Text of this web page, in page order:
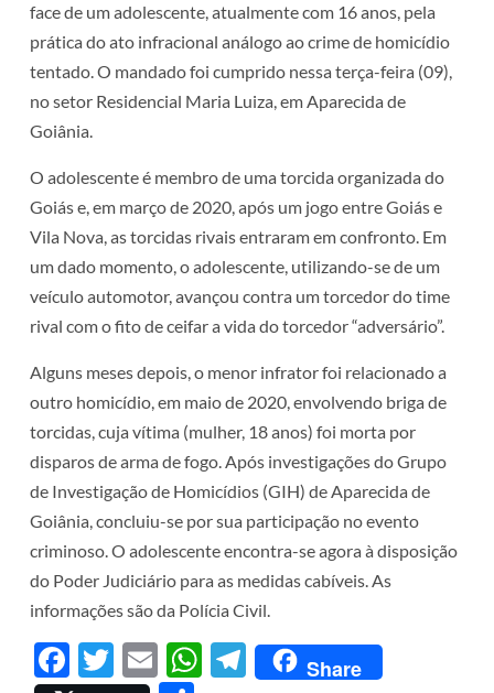
face de um adolescente, atualmente com 16 anos, pela
prática do ato infracional análogo ao crime de homicídio
tentado. O mandado foi cumprido nessa terça-feira (09),
no setor Residencial Maria Luiza, em Aparecida de
Goiânia.
O adolescente é membro de uma torcida organizada do
Goiás e, em março de 2020, após um jogo entre Goiás e
Vila Nova, as torcidas rivais entraram em confronto. Em
um dado momento, o adolescente, utilizando-se de um
veículo automotor, avançou contra um torcedor do time
rival com o fito de ceifar a vida do torcedor “adversário”.
Alguns meses depois, o menor infrator foi relacionado a
outro homicídio, em maio de 2020, envolvendo briga de
torcidas, cuja vítima (mulher, 18 anos) foi morta por
disparos de arma de fogo. Após investigações do Grupo
de Investigação de Homicídios (GIH) de Aparecida de
Goiânia, concluiu-se por sua participação no evento
criminoso. O adolescente encontra-se agora à disposição
do Poder Judiciário para as medidas cabíveis. As
informações são da Polícia Civil.
Facebook
Twitter
EmailWhatsApp
Telegram
Share